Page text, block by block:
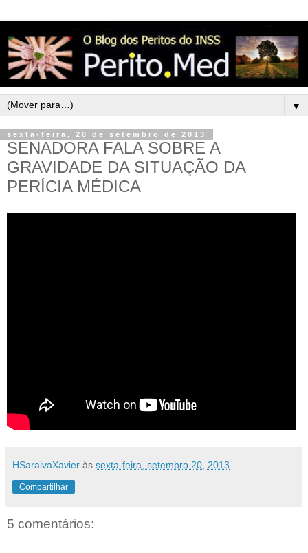
▼
sexta-feira, 20 de setembro de 2013
SENADORA FALA SOBRE A
GRAVIDADE DA SITUAÇÃO DA
PERÍCIA MÉDICA
HSaraivaXavier às sexta-feira, setembro 20, 2013
Compartilhar
5 comentários: